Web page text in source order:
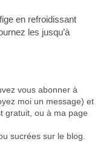
en refroidissant
les jusqu’à
vous abonner à
moi un message) et
gratuit , ou à ma page
sucrées sur le blog.